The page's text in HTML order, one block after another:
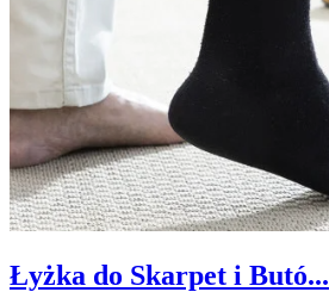
Łyżka do Skarpet i Butó...